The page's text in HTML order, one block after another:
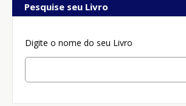
Pesquise seu Livro
Digite o nome do seu Livro